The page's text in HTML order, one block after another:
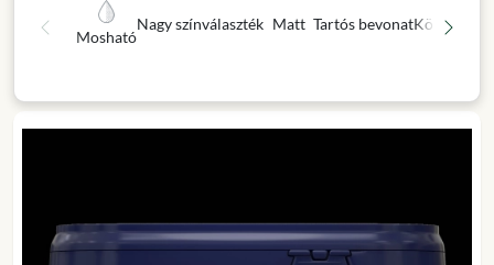
Mosható
Nagy színválaszték Matt Tartós bevonatKönnyű